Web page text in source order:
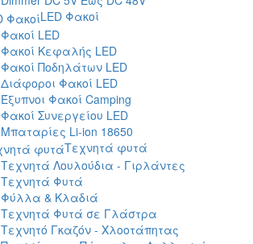
LED Φακοί
Φακοί LED
Φακοί Κεφαλής LED
Φακοί Ποδηλάτων LED
Διάφοροι Φακοί LED
Έξυπνοι Φακοί Camping
Φακοί Συνεργείου LED
Μπαταρίες Li-ion 18650
Τεχνητά φυτά
Τεχνητά Λουλούδια - Γιρλάντες
Τεχνητά Φυτά
Φύλλα & Κλαδιά
Τεχνητά Φυτά σε Γλάστρα
Τεχνητό Γκαζόν - Χλοοτάπητας